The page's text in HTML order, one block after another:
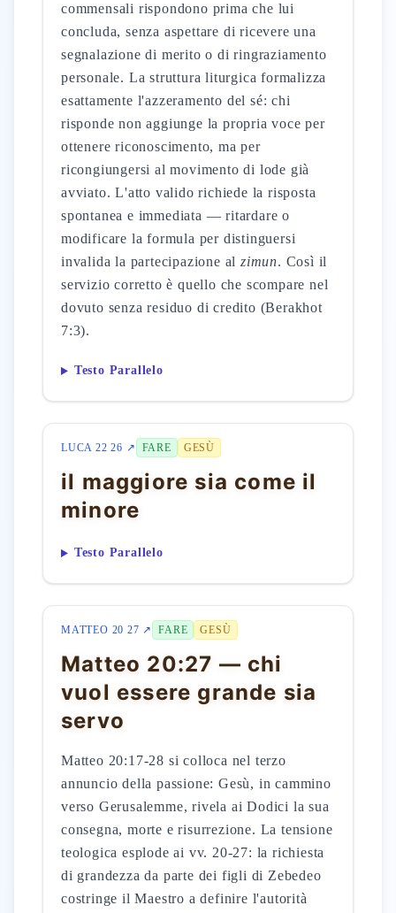
commensali rispondono prima che lui
concluda, senza aspettare di ricevere una
segnalazione di merito o di ringraziamento
personale. La struttura liturgica formalizza
esattamente l'azzeramento del sé: chi
risponde non aggiunge la propria voce per
ottenere riconoscimento, ma per
ricongiungersi al movimento di lode già
avviato. L'atto valido richiede la risposta
spontanea e immediata — ritardare o
modificare la formula per distinguersi
invalida la partecipazione alzimun. Così il
servizio corretto è quello che scompare nel
dovuto senza residuo di credito (Berakhot
7:3).
Testo Parallelo
LUCA 22 26 ↗ FARE GESÙ
il maggiore sia come il
minore
Testo Parallelo
MATTEO 20 27 ↗ FARE GESÙ
Matteo 20:27 — chi
vuol essere grande sia
servo
Matteo 20:17-28 si colloca nel terzo
annuncio della passione: Gesù, in cammino
verso Gerusalemme, rivela ai Dodici la sua
consegna, morte e risurrezione. La tensione
teologica esplode ai vv. 20-27: la richiesta
di grandezza da parte dei figli di Zebedeo
costringe il Maestro a definire l'autorità